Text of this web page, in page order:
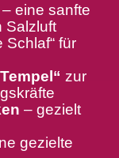
– eine sanfte
Salzluft
für
zur
– gezielt
gezielte